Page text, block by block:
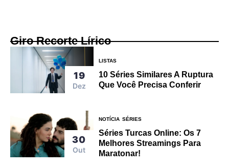
Giro Recorte Lírico
19
Dez
LISTAS
10 Séries Similares A Ruptura
Que Você Precisa Conferir
30
Out
NOTÍCIA SÉRIES
Séries Turcas Online: Os 7
Melhores Streamings Para
Maratonar!